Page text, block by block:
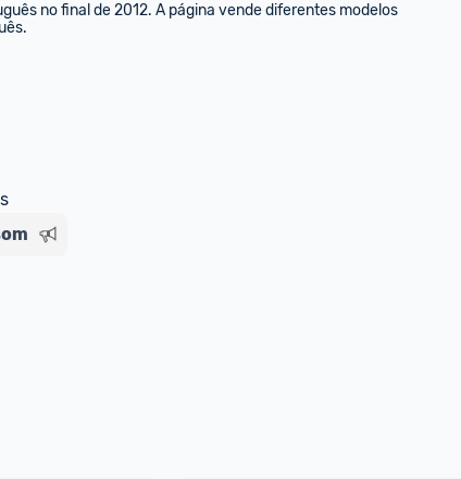
no final de 2012. A página vende diferentes modelos